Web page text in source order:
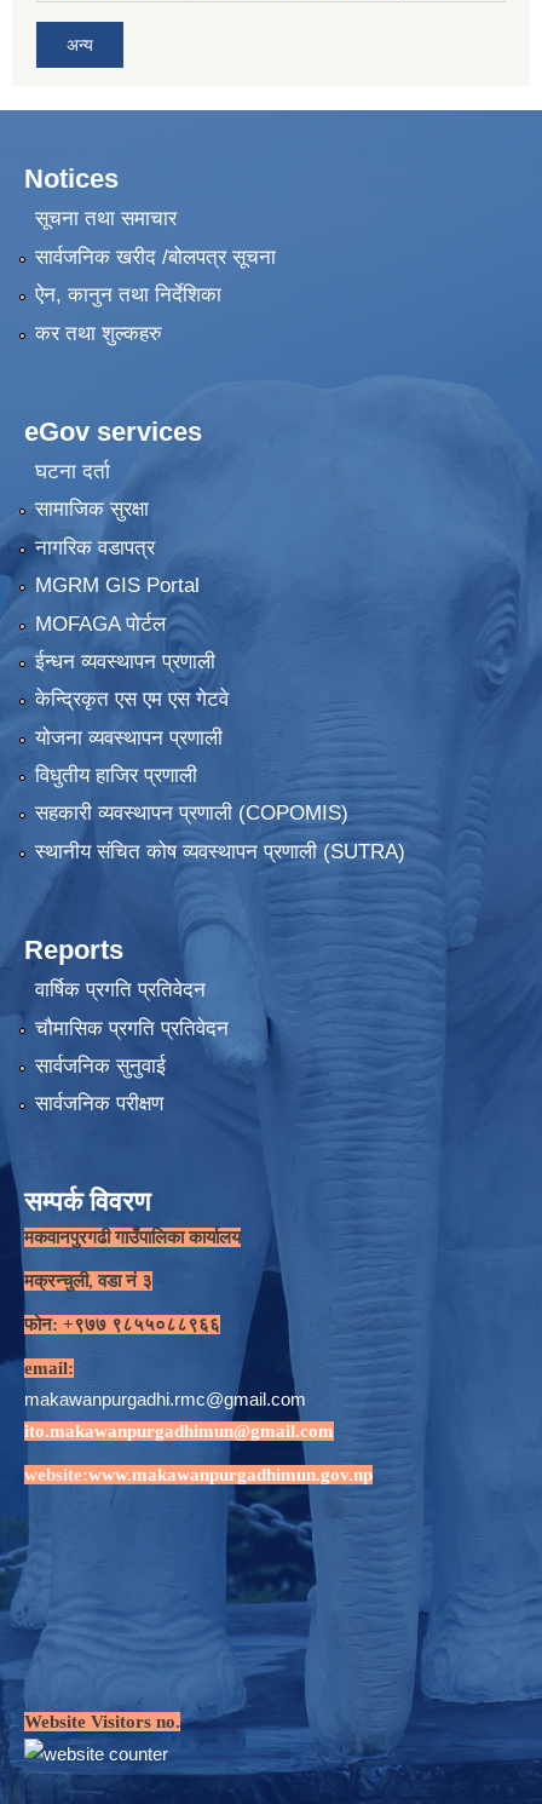
अन्य
Notices
सूचना तथा समाचार
सार्वजनिक खरीद /बोलपत्र सूचना
ऐन, कानुन तथा निर्देशिका
कर तथा शुल्कहरु
eGov services
घटना दर्ता
सामाजिक सुरक्षा
नागरिक वडापत्र
MGRM GIS Portal
MOFAGA पोर्टल
ईन्धन व्यवस्थापन प्रणाली
केन्द्रिकृत एस एम एस गेटवे
योजना व्यवस्थापन प्रणाली
विधुतीय हाजिर प्रणाली
सहकारी व्यवस्थापन प्रणाली (COPOMIS)
स्थानीय संचित कोष व्यवस्थापन प्रणाली (SUTRA)
Reports
वार्षिक प्रगति प्रतिवेदन
चौमासिक प्रगति प्रतिवेदन
सार्वजनिक सुनुवाई
सार्वजनिक परीक्षण
सम्पर्क विवरण
मकवानपुरगढी गाउँपालिका कार्यालय
मक्रन्चुली, वडा नं ३
फोन: +९७७ ९८५५०८८९६६
email:
makawanpurgadhi.rmc@gmail.com
ito.makawanpurgadhimun@gmail.com
website:www.makawanpurgadhimun.gov.np
Website Visitors no.